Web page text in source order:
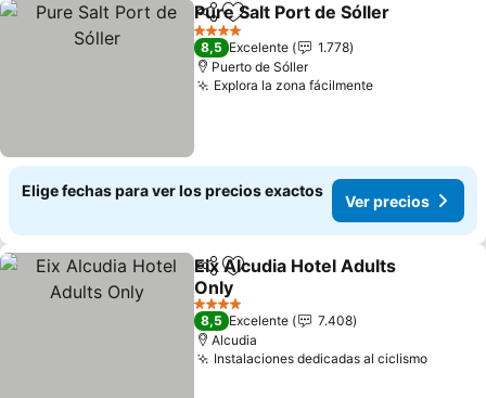
CompartirAgregar a favoritos
Pure Salt Port de Sóller
4 Estrellas
8,5 Excelente
1.778
Puerto de Sóller
Explora la zona fácilmente
Elige fechas para ver los precios exactos
Ver precios
CompartirAgregar a favoritos
Eix Alcudia Hotel Adults
Only
4 Estrellas
8,5 Excelente
7.408
Alcudia
Instalaciones dedicadas al ciclismo